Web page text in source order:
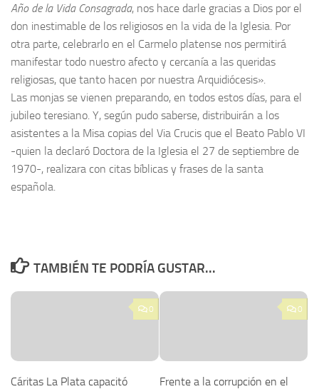
Año de la Vida Consagrada, nos hace darle gracias a Dios por el
don inestimable de los religiosos en la vida de la Iglesia. Por
otra parte, celebrarlo en el Carmelo platense nos permitirá
manifestar todo nuestro afecto y cercanía a las queridas
religiosas, que tanto hacen por nuestra Arquidiócesis».
Las monjas se vienen preparando, en todos estos días, para el
jubileo teresiano. Y, según pudo saberse, distribuirán a los
asistentes a la Misa copias del Via Crucis que el Beato Pablo VI
-quien la declaró Doctora de la Iglesia el 27 de septiembre de
1970-, realizara con citas bíblicas y frases de la santa
española.
TAMBIÉN TE PODRÍA GUSTAR...
0
Cáritas La Plata capacitó
0
Frente a la corrupción en el